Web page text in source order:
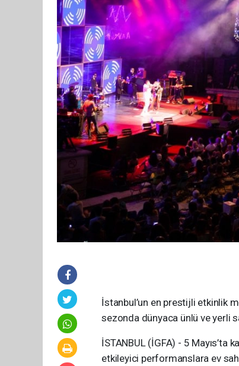
İstanbul’un en prestijli etkinlik
sezonda dünyaca ünlü ve yerli
İSTANBUL (İGFA) - 5 Mayıs’ta
etkileyici performanslara ev